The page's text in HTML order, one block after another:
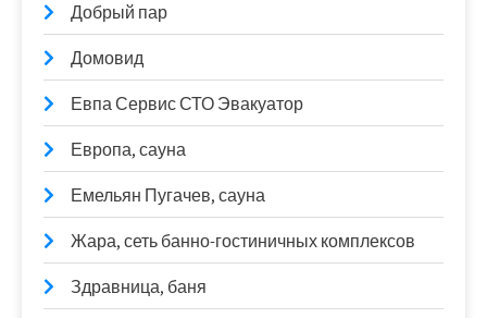
Добрый пар
Домовид
Евпа Сервис СТО Эвакуатор
Европа, сауна
Емельян Пугачев, сауна
Жара, сеть банно-гостиничных комплексов
Здравница, баня